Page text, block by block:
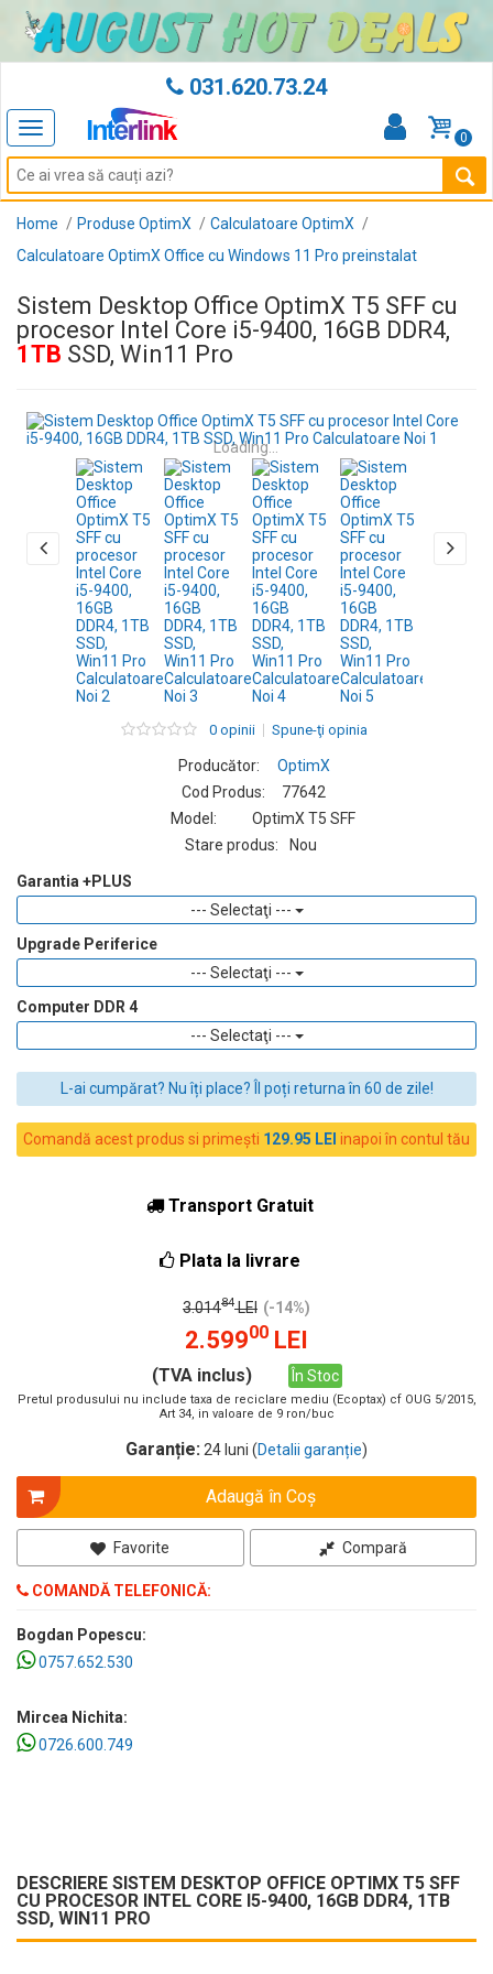
031.620.73.24
Toggle
navigation
0
Home Produse OptimX
Calculatoare OptimX
Calculatoare OptimX Office cu Windows 11 Pro preinstalat
Sistem Desktop Office OptimX T5 SFF cu
procesor Intel Core i5-9400, 16GB DDR4,
1TB SSD, Win11 Pro
Loading...
0 opinii Spune-ţi opinia
Producător:
OptimX
Cod Produs:
77642
Model:
OptimX T5 SFF
Stare produs:
Nou
Garantia +PLUS
--- Selectaţi ---
Upgrade Periferice
--- Selectaţi ---
Computer DDR 4
--- Selectaţi ---
L-ai cumpărat? Nu îți place? Îl poți returna în 60 de zile!
Comandă acest produs si primești 129.95 LEI inapoi în contul tău
Transport Gratuit
Plata la livrare
3.01484LEI (-14%)
2.59900 LEI
(TVA inclus) În Stoc
Pretul produsului nu include taxa de reciclare mediu (Ecoptax) cf OUG 5/2015,
Art 34, in valoare de 9 ron/buc
Garanție: 24 luni (Detalii garanție)
Adaugă în Coş
Favorite Compară
COMANDĂ TELEFONICĂ:
Bogdan Popescu:
0757.652.530
Mircea Nichita:
0726.600.749
DESCRIERE SISTEM DESKTOP OFFICE OPTIMX T5 SFF
CU PROCESOR INTEL CORE I5-9400, 16GB DDR4, 1TB
SSD, WIN11 PRO